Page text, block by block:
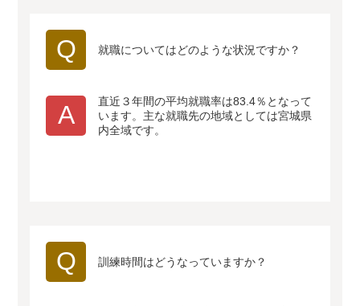
Q 就職についてはどのような状況ですか？
A
直近３年間の平均就職率は83.4％となって
います。主な就職先の地域としては宮城県
内全域です。
Q 訓練時間はどうなっていますか？